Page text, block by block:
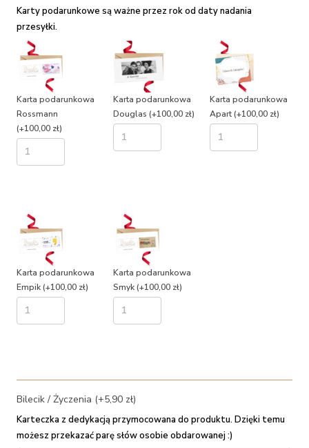
Karty podarunkowe są ważne przez rok od daty nadania
przesyłki.
Karta podarunkowa
Rossmann
(+100,00 zł)
Karta podarunkowa
Douglas (+100,00 zł)
Karta podarunkowa
Apart(+100,00 zł)
Karta podarunkowa
Empik(+100,00 zł)
Karta podarunkowa
Smyk(+100,00 zł)
Bilecik / Życzenia (+5,90 zł)
Karteczka z dedykacją przymocowana do produktu. Dzięki temu
możesz przekazać parę słów osobie obdarowanej :)